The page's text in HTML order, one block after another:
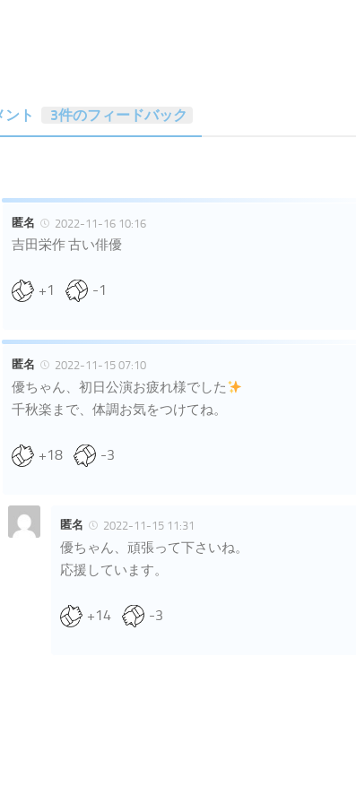
ント 3件のフィードバック
匿名 2022-11-16 10:16
吉田栄作 古い俳優
+1 -1
匿名 2022-11-15 07:10
優ちゃん、初日公演お疲れ様でした
千秋楽まで、体調お気をつけてね。
+18 -3
匿名 2022-11-15 11:31
優ちゃん、頑張って下さいね。
応援しています。
+14 -3